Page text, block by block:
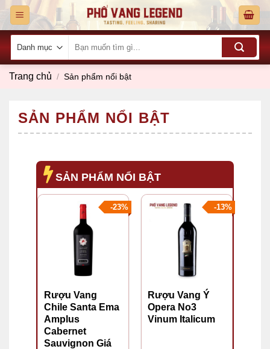
Skip
content
kiếm:
Trang chủ / Sản phẩm nổi bật
SẢN PHẨM NỔI BẬT
SẢN PHẨM NỔI BẬT
-23%
Rượu Vang
Chile Santa Ema
Amplus
Cabernet
Sauvignon Giá
-13%
Rượu Vang Ý
Opera No3
Vinum Italicum